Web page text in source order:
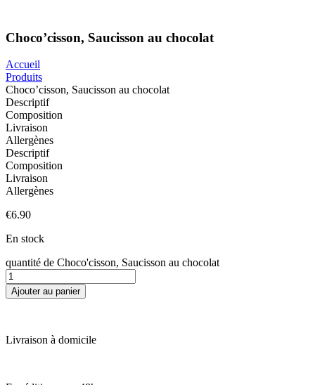
Choco’cisson, Saucisson au chocolat
Accueil
Produits
Choco’cisson, Saucisson au chocolat
Descriptif
Composition
Livraison
Allergènes
Descriptif
Composition
Livraison
Allergènes
€6.90
En stock
quantité de Choco'cisson, Saucisson au chocolat
Ajouter au panier
Livraison à domicile